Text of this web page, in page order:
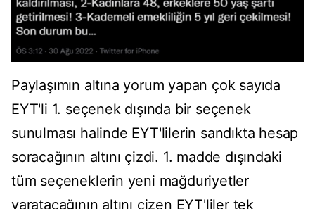
Paylaşımın altına yorum yapan çok sayıda
EYT'li 1. seçenek dışında bir seçenek
sunulması halinde EYT'lilerin sandıkta hesap
soracağının altını çizdi. 1. madde dışındaki
tüm seçeneklerin yeni mağduriyetler
yaratacağının altını çizen EYT'liler tek